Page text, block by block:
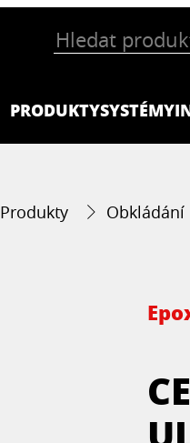
PRODUKTYSYSTÉMY
Produkty Obkládání